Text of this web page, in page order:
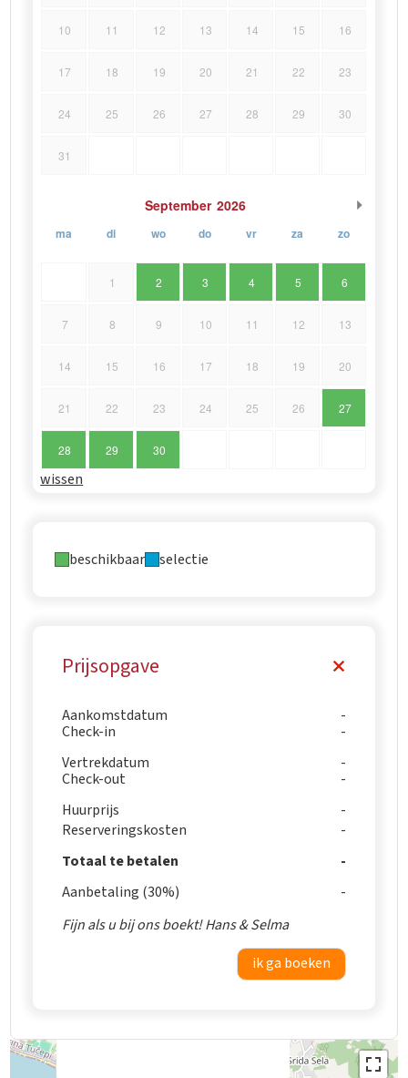
10 11 12 13 14 15 16
17 18 19 20 21 22 23
24 25 26 27 28 29 30
31
September 2026
ma di wo do vr za zo
1 2 3 4 5 6
7 8 9 10 11 12 13
14 15 16 17 18 19 20
21 22 23 24 25 26 27
28 29 30
wissen
beschikbaar selectie
Prijsopgave
Aankomstdatum
Check-in
Vertrekdatum
Check-out
Huurprijs
Reserveringskosten
Totaal te betalen
Aanbetaling (30%)
Fijn als u bij ons boekt! Hans & Selma
ik ga boeken